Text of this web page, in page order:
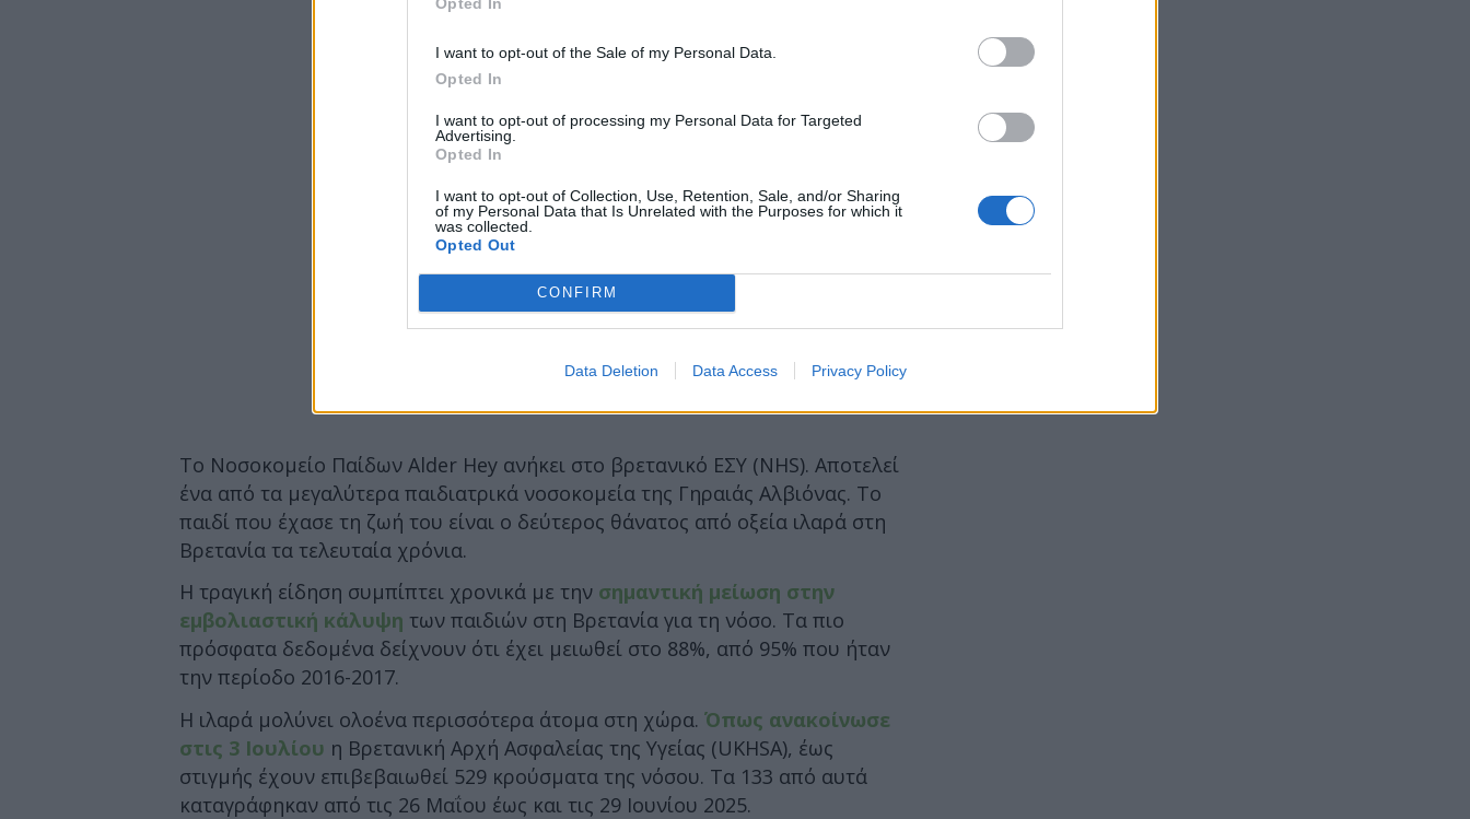
I want to opt-out of the Sale of my Personal Data.
Opted In
I want to opt-out of processing my Personal Data for Targeted
Advertising.
Opted In
I want to opt-out of Collection, Use, Retention, Sale, and/or Sharing
of my Personal Data that Is Unrelated with the Purposes for which it
was collected.
Opted Out
CONFIRM
Data Deletion Data Access Privacy Policy
Το Νοσοκομείο Παίδων Alder Hey ανήκει στο βρετανικό ΕΣΥ (NHS). Αποτελεί
ένα από τα μεγαλύτερα παιδιατρικά νοσοκομεία της Γηραιάς Αλβιόνας. Το
παιδί που έχασε τη ζωή του είναι ο δεύτερος θάνατος από οξεία ιλαρά στη
Βρετανία τα τελευταία χρόνια.
Η τραγική είδηση συμπίπτει χρονικά με την σημαντική μείωση στην
εμβολιαστική κάλυψη των παιδιών στη Βρετανία για τη νόσο. Τα πιο
πρόσφατα δεδομένα δείχνουν ότι έχει μειωθεί στο 88%, από 95% που ήταν
την περίοδο 2016-2017.
Η ιλαρά μολύνει ολοένα περισσότερα άτομα στη χώρα. Όπως ανακοίνωσε
στις 3 Ιουλίου η Βρετανική Αρχή Ασφαλείας της Υγείας (UKHSA), έως
στιγμής έχουν επιβεβαιωθεί 529 κρούσματα της νόσου. Τα 133 από αυτά
καταγράφηκαν από τις 26 Μαΐου έως και τις 29 Ιουνίου 2025.